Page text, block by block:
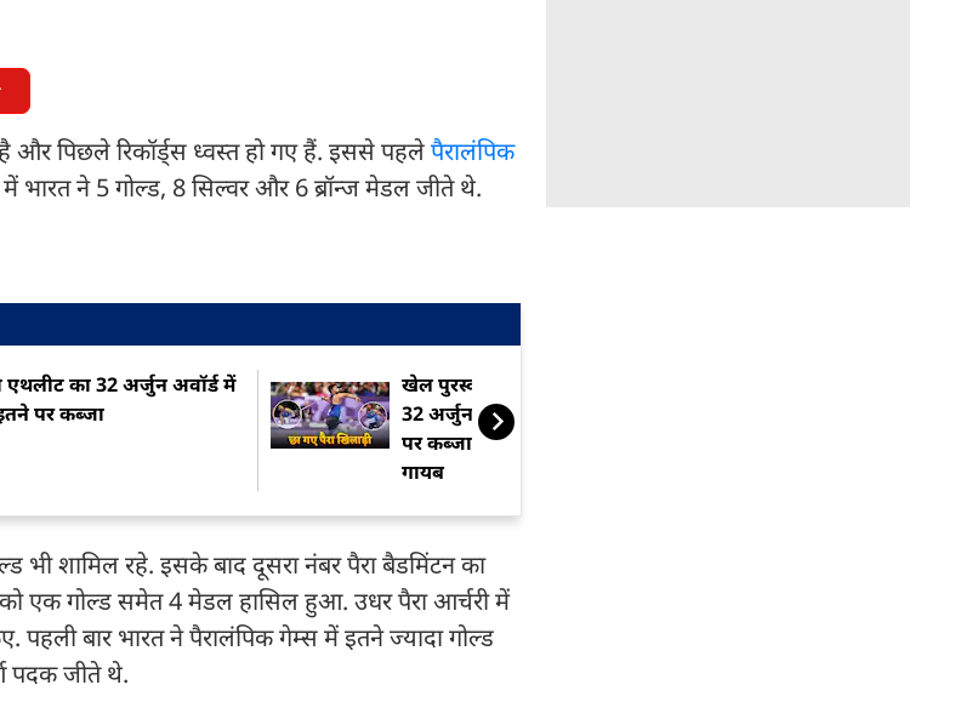
है और पिछले रिकॉर्ड्स ध्वस्त हो गए हैं. इससे पहलेपैरालंपिक
में भारत ने 5 गोल्ड, 8 सिल्वर और 6 ब्रॉन्ज मेडल जीते थे.
एथलीट का 32 अर्जुन अवॉर्ड में
पर कब्जा
खेल पुरस्कारों में छाए पैरा एथलीट,
32 अर्जुन अवॉर्ड में से 'र‍िकॉर्ड' 17
पर कब्जा... क्रिकेटर्स का नाम
गायब
भी शामिल रहे. इसके बाद दूसरा नंबर पैरा बैडमिंटन का
एक गोल्ड समेत 4 मेडल हासिल हुआ. उधर पैरा आर्चरी में
बार भारत ने पैरालंपिक गेम्स में इतने ज्यादा गोल्ड
पदक जीते थे.